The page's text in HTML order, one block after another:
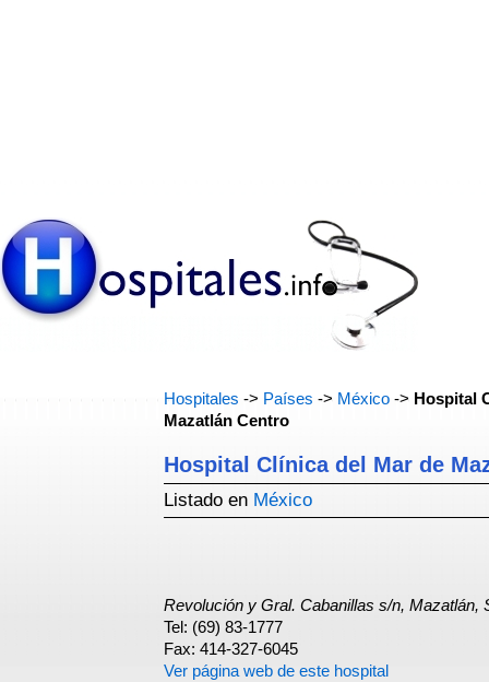
Hospitales -> Países -> México -> Hospital
Mazatlán Centro
Hospital Clínica del Mar de
Listado en México
Revolución y Gral. Cabanillas s/n, Mazatlán,
Tel: (69) 83-1777
Fax: 414-327-6045
Ver página web de este hospital